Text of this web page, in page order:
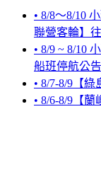
• 8/8～8/10
聯營客輪】
• 8/9 ~ 8/10
船班停航公告
• 8/7-8/9【
• 8/6-8/9【